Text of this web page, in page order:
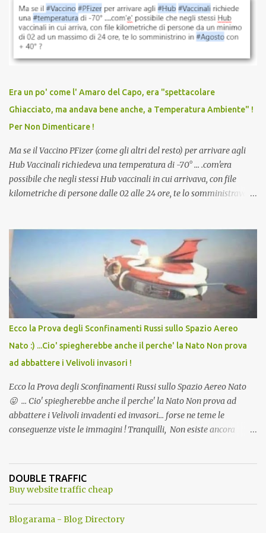
sconti, incentivi per vaccinarsi. Non avevamo mai visto
discriminazioni per coloro che non l’hanno fatto. Se non sei stato
vaccinato, nessuno aveva prima cercato di farti sentire una
persona cattiva. Non avevamo mai visto un vaccino che minacci le
vaccino usato per minacciare i mezzi di sussistenza, il lavoro o la
scuola. Non avevamo mai visto un vaccino che permettesse a un
dodicenne di ignorare il consenso dei genitori. Dopo tutti i vaccini
che abbiamo elencato sopra...
Era un po' come l' Amaro del Capo, era "spettacolare
Ghiacciato, ma andava bene anche, a Temperatura Ambiente" !
Per Non Dimenticare !
Ma se il Vaccino PFizer (come gli altri del resto) per arrivare agli
Hub Vaccinali richiedeva una temperatura di -70° ... .com'era
possibile che negli stessi Hub vaccinali in cui arrivava, con file
kilometriche di persone dalle 02 alle 24 ore, te lo somministravano
Vaccino come: l' Amaro del Capo, era "spettacolare Ghiacciato, ma
andava bene anche, a Temperatura Ambiente"! Riproponiamo
l'articolo per NON Dimenticare!
Ecco la Prova degli Sconfinamenti Russi sullo Spazio Aereo
Nato :) ...Cio' spiegherebbe anche il perche' la Nato Non prova
ad abbattere i Velivoli invasori !
Ecco la Prova degli Sconfinamenti Russi sullo Spazio Aereo Nato
😛 ... Cio' spiegherebbe anche il perche' la Nato Non prova ad
abbattere i Velivoli invadenti ed invasori... forse ne teme le
conseguenze viste le immagini ! Tranquilli, Non esiste ancora
ancora una fantasia Nato o forse una "False Flag", per provocare
una guerra mondiale che difficilmente da menti sane, potrebbe
DOUBLE TRAFFIC
Buy website traffic cheap
Blogarama - Blog Directory